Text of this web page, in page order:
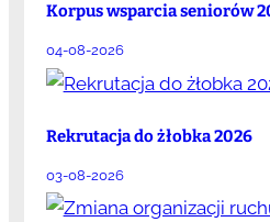
Korpus wsparcia seniorów
04-08-2026
Rekrutacja do żłobka 2026
03-08-2026